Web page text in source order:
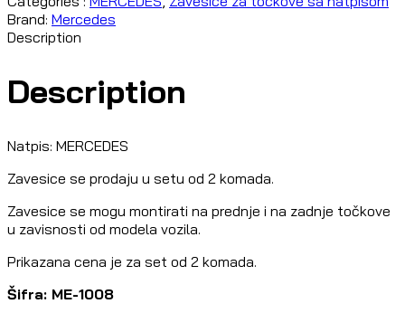
Brand: Mercedes
Description
Description
Natpis: MERCEDES
Zavesice se prodaju u setu od 2 komada.
Zavesice se mogu montirati na prednje i na zadnje točkove
u zavisnosti od modela vozila.
Prikazana cena je za set od 2 komada.
Šifra: ME-1008